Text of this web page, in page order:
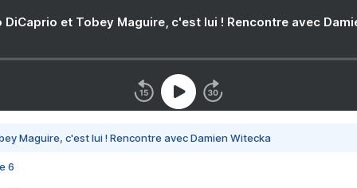
DiCaprio et Tobey Maguire, c'est lui ! Rencontre avec
Maguire, c'est lui ! Rencontre avec Damien Witecka
6